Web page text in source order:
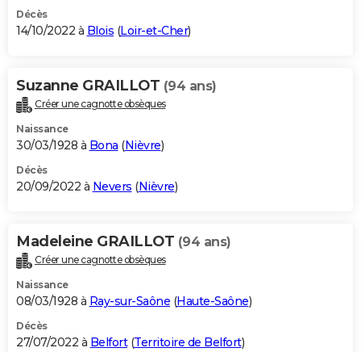
Décès
14/10/2022 à Blois (Loir-et-Cher)
Suzanne GRAILLOT (94 ans)
Créer une cagnotte obsèques
Naissance
30/03/1928 à Bona (Nièvre)
Décès
20/09/2022 à Nevers (Nièvre)
Madeleine GRAILLOT (94 ans)
Créer une cagnotte obsèques
Naissance
08/03/1928 à Ray-sur-Saône (Haute-Saône)
Décès
27/07/2022 à Belfort(Territoire de Belfort)